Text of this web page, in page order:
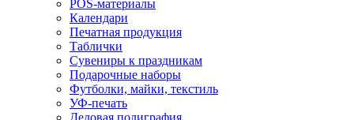
POS-материалы
Календари
Печатная продукция
Таблички
Сувениры к праздникам
Подарочные наборы
Футболки, майки, текстиль
УФ-печать